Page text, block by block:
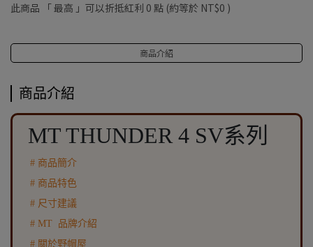
此商品 「 最高 」可以折抵紅利 0 點 (約等於 NT$0 )
商品介紹
商品介紹
MT THUNDER 4 SV系列
# 商品簡介
# 商品特色
# 尺寸建議
# MT 品牌介紹
# 關於野帽屋